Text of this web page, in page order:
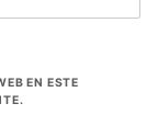
EN ESTE